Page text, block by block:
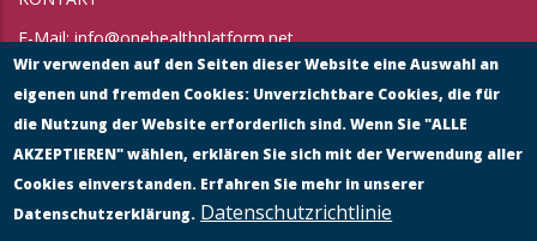
E-Mail:info@onehealthplatform.net
Website: in Kürze
Wir verwenden auf den Seiten dieser Website eine Auswahl an
eigenen und fremden Cookies: Unverzichtbare Cookies, die für
die Nutzung der Website erforderlich sind. Wenn Sie "ALLE
AKZEPTIEREN" wählen, erklären Sie sich mit der Verwendung aller
Cookies einverstanden. Erfahren Sie mehr in unserer
Datenschutzerklärung. Datenschutzrichtlinie